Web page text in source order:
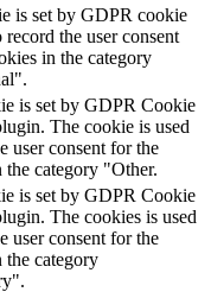
is set by GDPR cookie
record the user consent
in the category
is set by GDPR Cookie
The cookie is used
user consent for the
the category "Other.
is set by GDPR Cookie
The cookies is used
user consent for the
the category